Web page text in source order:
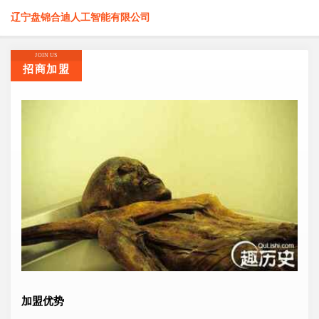
辽宁盘锦合迪人工智能有限公司
JOIN US
招商加盟
加盟优势